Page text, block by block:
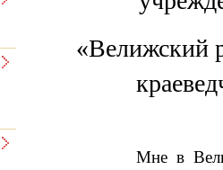
«Велижский
Мне в